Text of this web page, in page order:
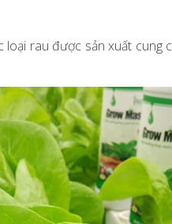
rau được sản xuất cung